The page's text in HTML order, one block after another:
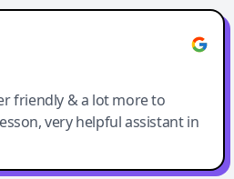
friendly & a lot more to
very helpful assistant in